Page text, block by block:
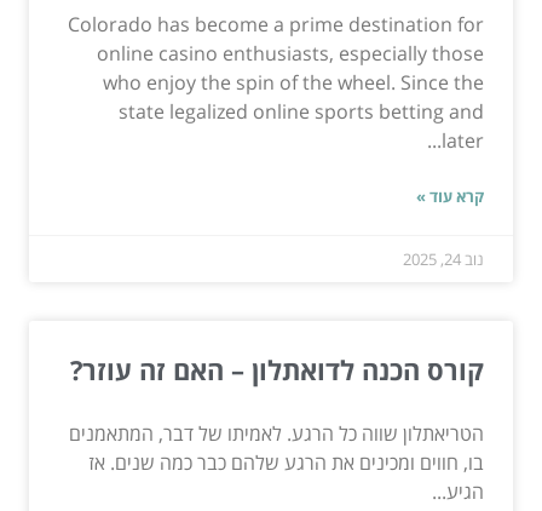
Colorado has become a prime destination for
online casino enthusiasts, especially those
who enjoy the spin of the wheel. Since the
state legalized online sports betting and
later...
קרא עוד »
נוב 24, 2025
קורס הכנה לדואתלון – האם זה עוזר?
הטריאתלון שווה כל הרגע. לאמיתו של דבר, המתאמנים
בו, חווים ומכינים את הרגע שלהם כבר כמה שנים. אז
הגיע...